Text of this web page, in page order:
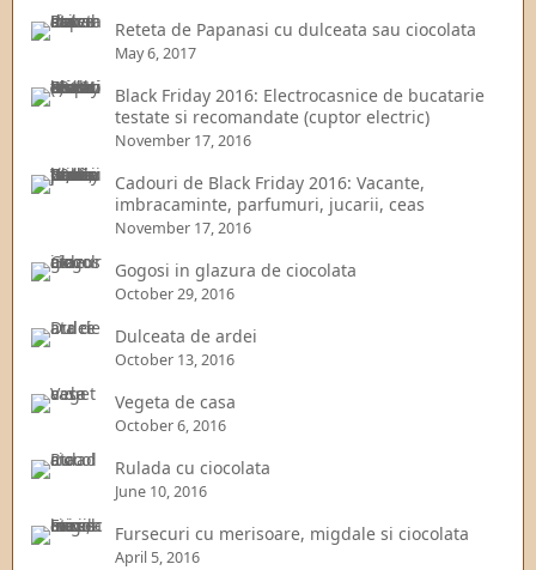
Reteta de Papanasi cu dulceata sau ciocolata
May 6, 2017
Black Friday 2016: Electrocasnice de bucatarie
testate si recomandate (cuptor electric)
November 17, 2016
Cadouri de Black Friday 2016: Vacante,
imbracaminte, parfumuri, jucarii, ceas
November 17, 2016
Gogosi in glazura de ciocolata
October 29, 2016
Dulceata de ardei
October 13, 2016
Vegeta de casa
October 6, 2016
Rulada cu ciocolata
June 10, 2016
Fursecuri cu merisoare, migdale si ciocolata
April 5, 2016